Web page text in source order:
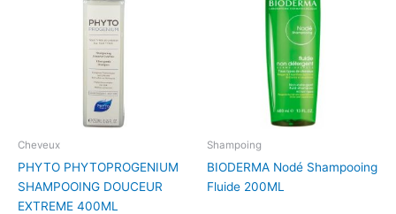
Cheveux
PHYTO PHYTOPROGENIUM
SHAMPOOING DOUCEUR
EXTREME 400ML
Shampoing
BIODERMA Nodé Shampooing
Fluide 200ML